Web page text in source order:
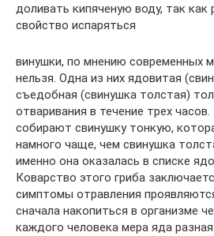
доливать кипяченую воду, так как
свойство испаряться
винушки, по мнению современных
нельзя. Одна из них ядовитая
съедобная (свинушка толстая)
отваривания в течение трех
собирают свинушку тонкую,
намного чаще, чем свинушка
именно она оказалась в списке
Коварство этого гриба
симптомы отравления
сначала накопиться в организме
каждого человека мера яда